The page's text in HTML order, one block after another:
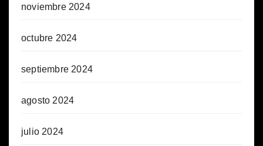
noviembre 2024
octubre 2024
septiembre 2024
agosto 2024
julio 2024